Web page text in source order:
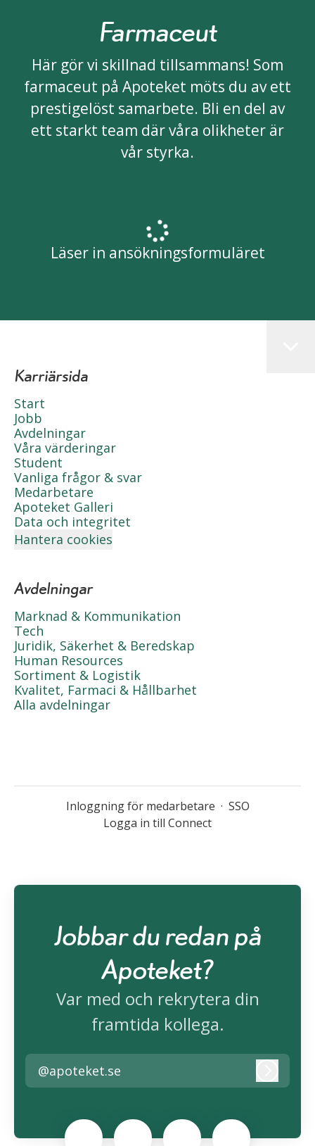
Farmaceut
Här gör vi skillnad tillsammans! Som
farmaceut på Apoteket möts du av ett
prestigelöst samarbete. Bli en del av
ett starkt team där våra olikheter är
vår styrka.
Läser in ansökningsformuläret
Karriärsida
Start
Jobb
Avdelningar
Våra värderingar
Student
Vanliga frågor & svar
Medarbetare
Apoteket Galleri
Data och integritet
Hantera cookies
Avdelningar
Marknad & Kommunikation
Tech
Juridik, Säkerhet & Beredskap
Human Resources
Sortiment & Logistik
Kvalitet, Farmaci & Hållbarhet
Alla avdelningar
Inloggning för medarbetare · SSO
Logga in till Connect
Jobbar du redan på
Apoteket?
Var med och rekrytera din
framtida kollega.
@apoteket.se